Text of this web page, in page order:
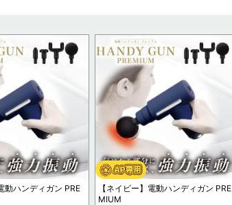
動ハンディガン PRE
【ネイビー】電動ハンディガン PRE
MIUM